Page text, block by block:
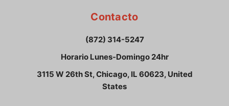
Contacto
(872) 314-5247
Horario Lunes-Domingo 24hr
3115 W 26th St, Chicago, IL 60623, United
States